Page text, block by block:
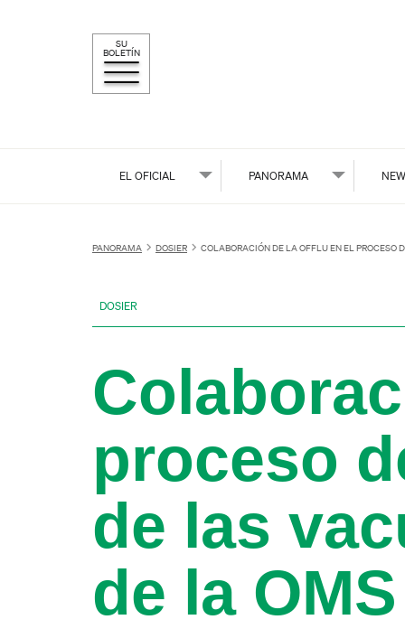
SU
BOLETÍN
EL OFICIAL PANORAMA
PANORAMA DOSIER COLABORACIÓN DE LA OFFLU EN EL PROCESO
DOSIER
proceso
de las
de la OMS